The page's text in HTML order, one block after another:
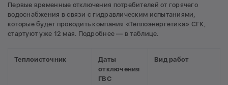
Первые временные отключения потребителей от горячего
водоснабжения в связи с гидравлическим испытаниями,
которые будет проводить компания «Теплоэнергетика» СГК,
стартуют уже 12 мая. Подробнее — в таблице.
Теплоисточник
Даты
отключения
ГВС
Вид работ